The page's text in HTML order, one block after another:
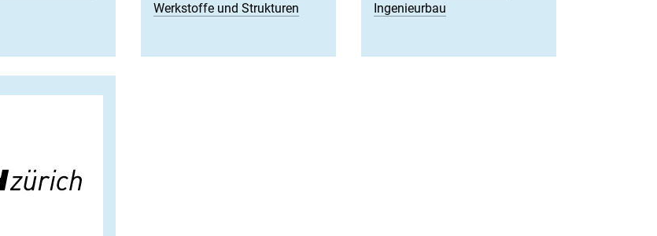
Werkstoffe und Strukturen
Ingenieurbau